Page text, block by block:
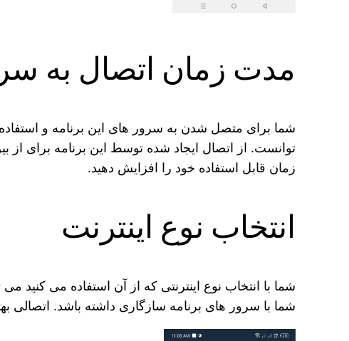
مدت زمان اتصال به
شما برای متصل شدن به سرور های این برنامه و
توانست. از اتصال ایجاد شده توسط این برنامه برای از
زمان قابل استفاده خود را افزایش دهید.
انتخاب نوع اینترنت
شما با انتخاب نوع اینترنتی که از آن استفاده می‌ کنید می‌
شما با سرور های برنامه سازگاری داشته باشد. اتصالی